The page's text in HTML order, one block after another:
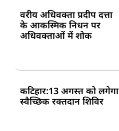
वरीय अधिवक्ता प्रदीप दत्ता
के आकस्मिक निधन पर
अधिवक्ताओं में शोक
कटिहार:13 अगस्त को लगेगा
स्वैच्छिक रक्तदान शिविर